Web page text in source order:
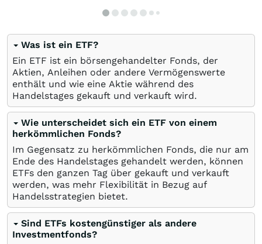
Was ist ein ETF?
Ein ETF ist ein börsengehandelter Fonds, der
Aktien, Anleihen oder andere Vermögenswerte
enthält und wie eine Aktie während des
Handelstages gekauft und verkauft wird.
Wie unterscheidet sich ein ETF von einem
herkömmlichen Fonds?
Im Gegensatz zu herkömmlichen Fonds, die nur am
Ende des Handelstages gehandelt werden, können
ETFs den ganzen Tag über gekauft und verkauft
werden, was mehr Flexibilität in Bezug auf
Handelsstrategien bietet.
Sind ETFs kostengünstiger als andere
Investmentfonds?